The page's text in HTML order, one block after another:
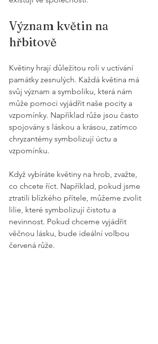
Význam květin na
hřbitově
Květiny hrají důležitou roli v uctívání
památky zesnulých. Každá květina má
svůj význam a symboliku, která nám
může pomoci vyjádřit naše pocity a
vzpomínky. Například růže jsou často
spojovány s láskou a krásou, zatímco
chryzantémy symbolizují úctu a
vzpomínku.
Když vybíráte květiny na hrob, zvažte,
co chcete říct. Například, pokud jsme
ztratili blízkého přítele, můžeme zvolit
lilie, které symbolizují čistotu a
nevinnost. Pokud chceme vyjádřit
věčnou lásku, bude ideální volbou
červená růže.